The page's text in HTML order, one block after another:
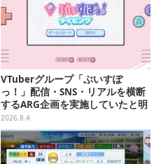
VTuberグループ「ぶいすぽ
っ！」配信・SNS・リアルを横断
するARG企画を実施していたと明
らかに―ファンメイドらしきタイ
ピングゲームが実は…
2026.8.4